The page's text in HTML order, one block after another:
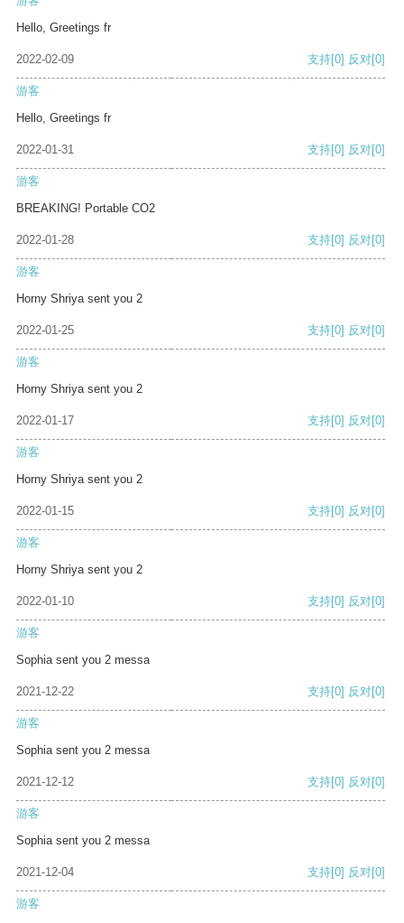
Hello, Greetings fr
2022-02-09 支持[0] 反对[0]
游客
Hello, Greetings fr
2022-01-31 支持[0] 反对[0]
游客
BREAKING! Portable CO2
2022-01-28 支持[0] 反对[0]
游客
Horny Shriya sent you 2
2022-01-25 支持[0] 反对[0]
游客
Horny Shriya sent you 2
2022-01-17 支持[0] 反对[0]
游客
Horny Shriya sent you 2
2022-01-15 支持[0] 反对[0]
游客
Horny Shriya sent you 2
2022-01-10 支持[0] 反对[0]
游客
Sophia sent you 2 messa
2021-12-22 支持[0] 反对[0]
游客
Sophia sent you 2 messa
2021-12-12 支持[0] 反对[0]
游客
Sophia sent you 2 messa
2021-12-04 支持[0] 反对[0]
游客